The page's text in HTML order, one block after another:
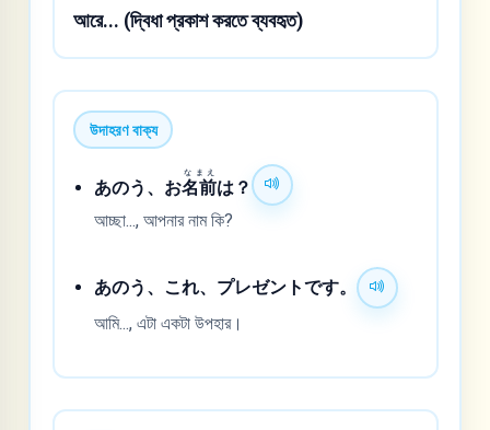
আরে... (দ্বিধা প্রকাশ করতে ব্যবহৃত)
উদাহরণ বাক্য
あのう、お名前
なまえ
は？
আচ্ছা..., আপনার নাম কি?
あのう、これ、プレゼントです。
আমি..., এটা একটা উপহার।